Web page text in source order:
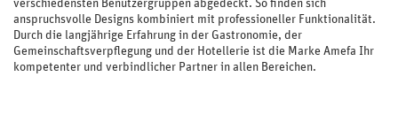
verschiedensten Benutzergruppen abgedeckt. So finden sich
anspruchsvolle Designs kombiniert mit professioneller Funktionalität.
Durch die langjährige Erfahrung in der Gastronomie, der
Gemeinschaftsverpflegung und der Hotellerie ist die Marke Amefa Ihr
kompetenter und verbindlicher Partner in allen Bereichen.